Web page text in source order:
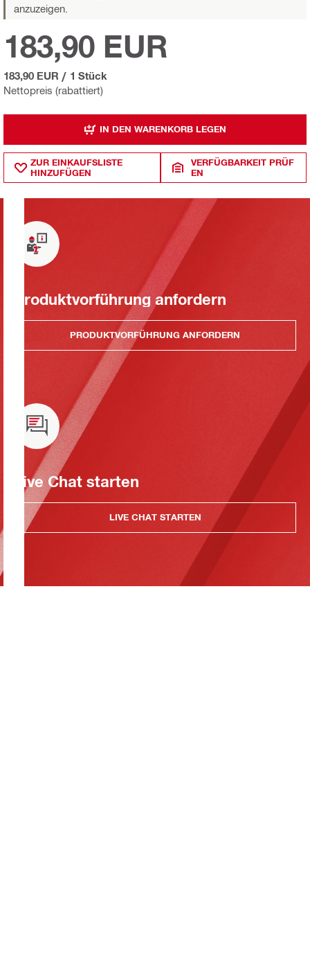
anzuzeigen.
Nettopreis (rabattiert)
183,90 EUR
183,90 EUR / 1 Stück
IN DEN WARENKORB LEGEN
ZUR EINKAUFSLISTE
HINZUFÜGEN
VERFÜGBARKEIT PRÜF
EN
Produktvorführung anfordern
PRODUKTVORFÜHRUNG ANFORDERN
Live Chat starten
LIVE CHAT STARTEN